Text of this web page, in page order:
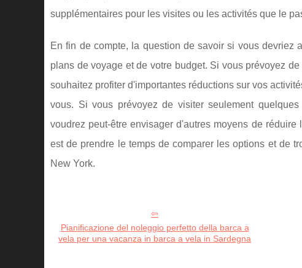
supplémentaires pour les visites ou les activités que le
En fin de compte, la question de savoir si vous
plans de voyage et de votre budget. Si vous prévoyez
souhaitez profiter d'importantes réductions sur vos
vous. Si vous prévoyez de visiter seulement
voudrez peut-être envisager d'autres moyens de
est de prendre le temps de comparer les options et de
New York.
Pianificazione del noleggio perfetto della barca a
vela per una vacanza in barca a vela in Sardegna